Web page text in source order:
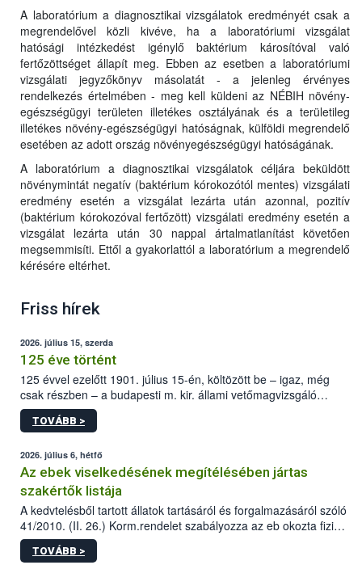
A laboratórium a diagnosztikai vizsgálatok eredményét csak a
megrendelővel közli kivéve, ha a laboratóriumi vizsgálat
hatósági intézkedést igénylő baktérium károsítóval való
fertőzöttséget állapít meg. Ebben az esetben a laboratóriumi
vizsgálati jegyzőkönyv másolatát - a jelenleg érvényes
rendelkezés értelmében - meg kell küldeni az NÉBIH növény-
egészségügyi területen illetékes osztályának és a területileg
illetékes növény-egészségügyi hatóságnak, külföldi megrendelő
esetében az adott ország növényegészségügyi hatóságának.
A laboratórium a diagnosztikai vizsgálatok céljára beküldött
növénymintát negatív (baktérium kórokozótól mentes) vizsgálati
eredmény esetén a vizsgálat lezárta után azonnal, pozitív
(baktérium kórokozóval fertőzött) vizsgálati eredmény esetén a
vizsgálat lezárta után 30 nappal ártalmatlanítást követően
megsemmisíti. Ettől a gyakorlattól a laboratórium a megrendelő
kérésére eltérhet.
Friss hírek
2026. július 15, szerda
125 éve történt
125 évvel ezelőtt 1901. július 15-én, költözött be – igaz, még
csak részben – a budapesti m. kir. állami vetőmagvizsgáló
állomás a Kis Rókus utca 15. szám alatti, Czigler Győző által
tervezett új épületébe.
TOVÁBB >
2026. július 6, hétfő
Az ebek viselkedésének megítélésében jártas
szakértők listája
A kedvtelésből tartott állatok tartásáról és forgalmazásáról szóló
41/2010. (II. 26.) Korm.rendelet szabályozza az eb okozta fizikai
sérülés, illetve ennek veszélye keletkezésekor felmerülő
hatósági feladatokat, valamint a veszélyes eb tartását és annak
TOVÁBB >